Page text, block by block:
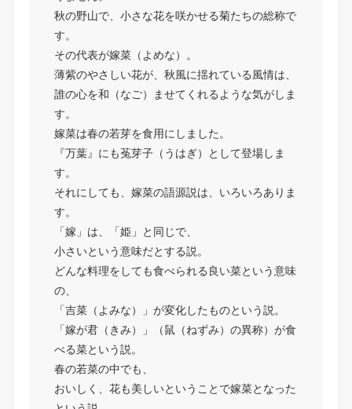
秋の野山で、小さな花を咲かせる菊たちの総称で
す。
その代表が嫁菜（よめな）。
薄紫のやさしい花が、秋風に揺れている風情は、
誰の心を和（なご）ませてくれるような気がしま
す。
嫁菜は春の若芽を食用にしました。
『万葉』にも菟芽子（うはぎ）として登場しま
す。
それにしても、嫁菜の語源説は、いろいろありま
す。
「嫁」は、「姫」と同じで、
小さいという意味だとする説。
どんな料理をしても食べられる良い菜という意味
の、
「吉菜（よみな）」が変化したものという説。
「嫁が君（きみ）」（鼠（ねずみ）の異称）が食
べる菜という説。
春の若菜の中でも、
おいしく、花も美しいということで嫁菜となった